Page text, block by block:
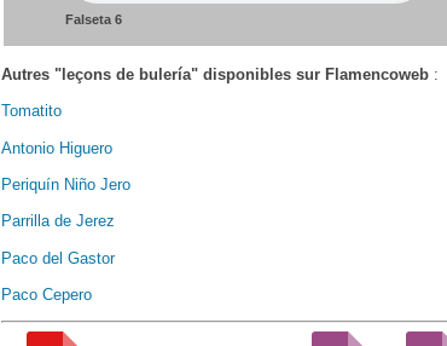
Falseta 6
Autres "leçons de bulería" disponibles sur Flamencoweb :
Tomatito
Antonio Higuero
Periquín Niño Jero
Parrilla de Jerez
Paco del Gastor
Paco Cepero